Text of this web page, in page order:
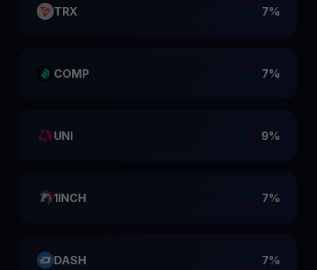
TRX 7%
COMP 7%
UNI 9%
1INCH 7%
DASH 7%